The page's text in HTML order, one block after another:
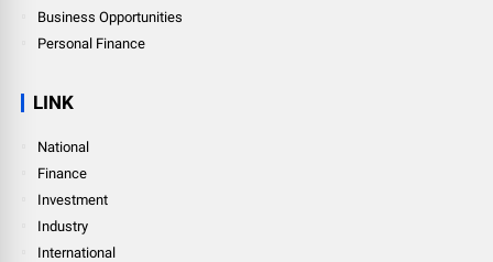
Business Opportunities
Personal Finance
LINK
National
Finance
Investment
Industry
International